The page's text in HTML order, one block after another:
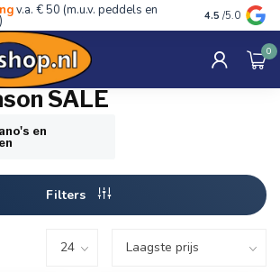
v.a. € 50 (m.u.v. peddels en Advies van
4.5 /5.0
0
SALE
en
Filters